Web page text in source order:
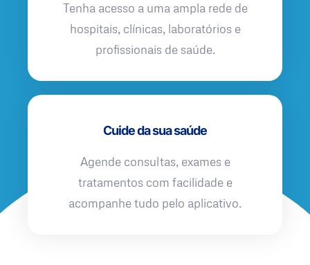
Tenha acesso a uma ampla rede de
hospitais, clínicas, laboratórios e
profissionais de saúde.
Cuide da sua saúde
Agende consultas, exames e
tratamentos com facilidade e
acompanhe tudo pelo aplicativo.